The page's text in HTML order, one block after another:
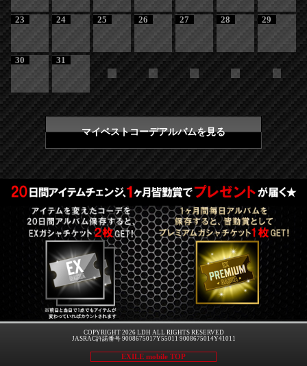
23 24 25 26 27 28 29
30 31
マイベストコーデアルバムを見る
COPYRIGHT 2026 LDH ALL RIGHTS RESERVED
JASRAC許諾番号 9008675017Y55011 9008675014Y41011
EXILE mobile TOP